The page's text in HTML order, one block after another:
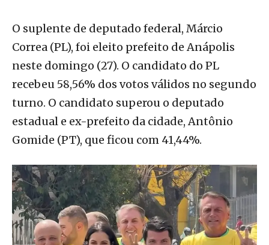
O suplente de deputado federal, Márcio
Correa (PL), foi eleito prefeito de Anápolis
neste domingo (27). O candidato do PL
recebeu 58,56% dos votos válidos no segundo
turno. O candidato superou o deputado
estadual e ex-prefeito da cidade, Antônio
Gomide (PT), que ficou com 41,44%.